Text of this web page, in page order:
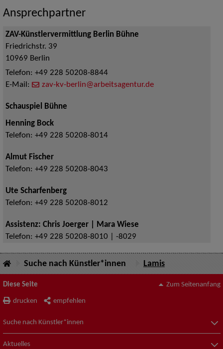
Ansprechpartner
ZAV-Künstlervermittlung Berlin Bühne
Friedrichstr. 39
10969 Berlin
Telefon: +49 228 50208-8844
E-Mail:
zav-kv-berlin@arbeitsagentur.de
Schauspiel Bühne
Henning Bock
Telefon: +49 228 50208-8014
Almut Fischer
Telefon: +49 228 50208-8043
Ute Scharfenberg
Telefon: +49 228 50208-8012
Assistenz: Chris Joerger | Mara Wiese
Telefon: +49 228 50208-8010 | -8029
Suche nach Künstler*innen Lamis
Diese Seite
drucken empfehlen
Zum Seitenanfang
Suche nach Künstler*innen
Aktuelles